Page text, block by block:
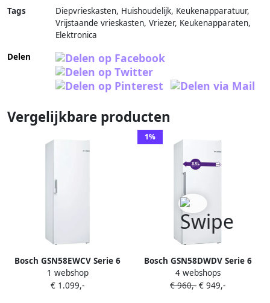
Tags
Diepvrieskasten, Huishoudelijk, Keukenapparatuur,
Vrijstaande vrieskasten, Vriezer, Keukenapparaten,
Elektronica
Delen
Vergelijkbare producten
Bosch GSN58EWCV Serie 6
EXCLUSIV Vriezer
1 webshop
€ 1.099,-
1%
Bosch GSN58DWDV Serie 6
191 x 70 Vrijstaande Vriezer
Vrieskast No Frost Nooit
4 webshops
€ 960,- € 949,-